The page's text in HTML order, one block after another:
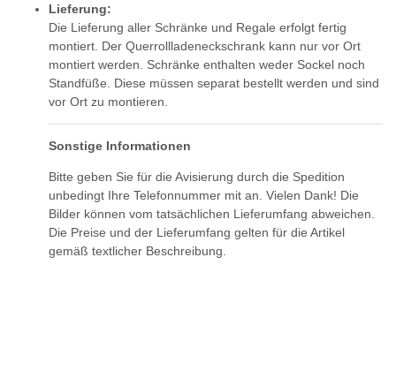
Lieferung:
Die Lieferung aller Schränke und Regale erfolgt fertig
montiert. Der Querrollladeneckschrank kann nur vor Ort
montiert werden. Schränke enthalten weder Sockel noch
Standfüße. Diese müssen separat bestellt werden und sind
vor Ort zu montieren.
Sonstige Informationen
Bitte geben Sie für die Avisierung durch die Spedition
unbedingt Ihre Telefonnummer mit an. Vielen Dank! Die
Bilder können vom tatsächlichen Lieferumfang abweichen.
Die Preise und der Lieferumfang gelten für die Artikel
gemäß textlicher Beschreibung.